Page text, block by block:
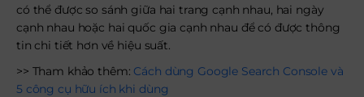
có thể được so sánh giữa hai trang cạnh nhau, hai ngày
cạnh nhau hoặc hai quốc gia cạnh nhau để có được thông
tin chi tiết hơn về hiệu suất.
>> Tham khảo thêm: Cách dùng Google Search Console và
5 công cụ hữu ích khi dùng